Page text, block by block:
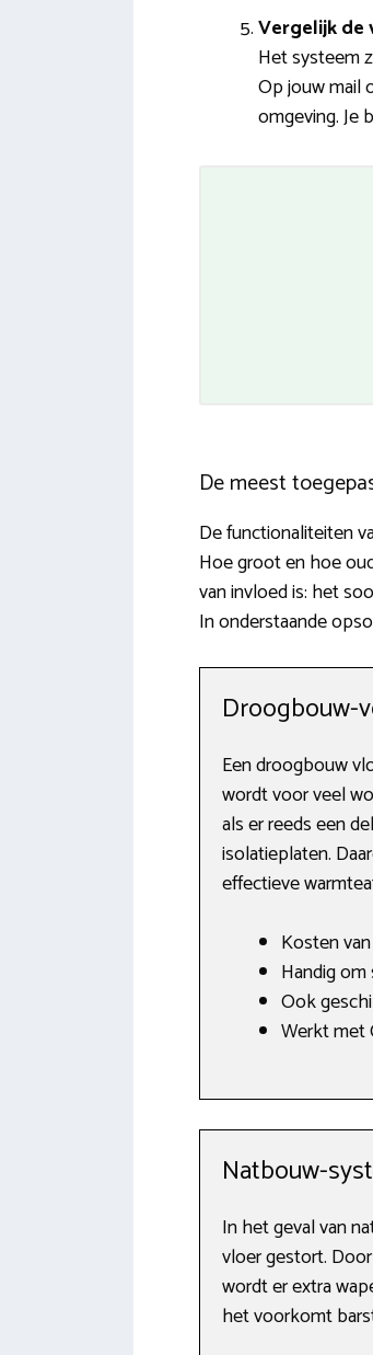
Vergelijk de
Het systeem
Op jouw mail
omgeving. Je
De meest
De functionaliteiten
Hoe groot en hoe
van invloed is: het
In onderstaande
Droogbouw-
Een droogbouw
wordt voor veel
als er reeds een
isolatieplaten.
effectieve
Kosten
Handig
Ook
Werkt met
Natbouw-
In het geval van
vloer gestort.
wordt er extra
het voorkomt